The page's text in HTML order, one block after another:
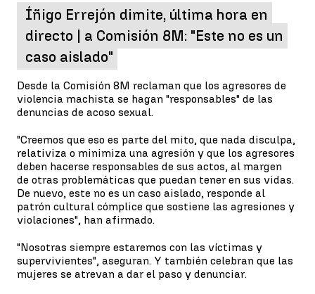
Íñigo Errejón dimite, última hora en
directo | a Comisión 8M: "Este no es un
caso aislado"
Desde la Comisión 8M reclaman que los agresores de
violencia machista se hagan "responsables" de las
denuncias de acoso sexual.
"Creemos que eso es parte del mito, que nada disculpa,
relativiza o minimiza una agresión y que los agresores
deben hacerse responsables de sus actos, al margen
de otras problemáticas que puedan tener en sus vidas.
De nuevo, este no es un caso aislado, responde al
patrón cultural cómplice que sostiene las agresiones y
violaciones", han afirmado.
"Nosotras siempre estaremos con las víctimas y
supervivientes", aseguran. Y también celebran que las
mujeres se atrevan a dar el paso y denunciar.